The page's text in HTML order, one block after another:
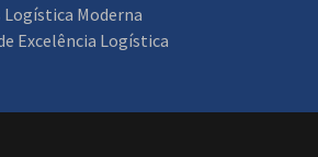
Moderna
Excelência Logística